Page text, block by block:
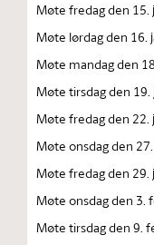
Møte fredag den 15.
Møte lørdag den 16.
Møte mandag den
Møte tirsdag den 19.
Møte fredag den 22.
Møte onsdag den
Møte fredag den 29.
Møte onsdag den 3.
Møte tirsdag den 9.